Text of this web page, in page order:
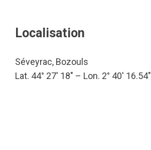
Localisation
Séveyrac, Bozouls
Lat. 44° 27′ 18″ – Lon. 2° 40′ 16.54″